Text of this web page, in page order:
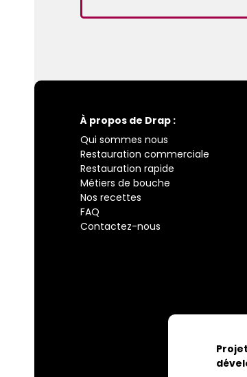
À propos de Drap :
Qui sommes nous
Restauration commerciale
Restauration rapide
Métiers de bouche
Nos recettes
FAQ
Contactez-nous